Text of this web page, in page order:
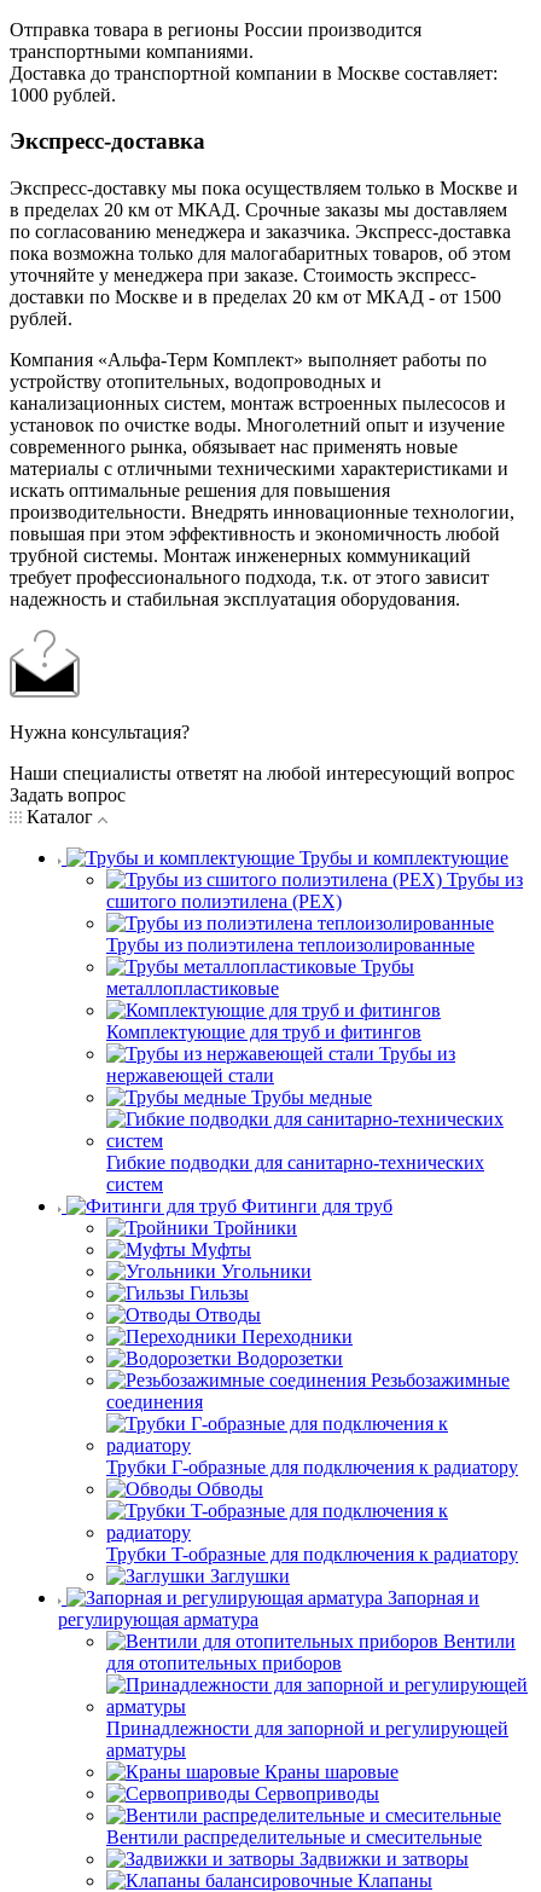
Отправка товара в регионы России производится
транспортными компаниями.
Доставка до транспортной компании в Москве составляет:
1000 рублей.
Экспресс-доставка
Экспресс-доставку мы пока осуществляем только в Москве и
в пределах 20 км от МКАД. Срочные заказы мы доставляем
по согласованию менеджера и заказчика. Экспресс-доставка
пока возможна только для малогабаритных товаров, об этом
уточняйте у менеджера при заказе. Стоимость экспресс-
доставки по Москве и в пределах 20 км от МКАД - от 1500
рублей.
Компания «Альфа-Терм Комплект» выполняет работы по
устройству отопительных, водопроводных и
канализационных систем, монтаж встроенных пылесосов и
установок по очистке воды. Многолетний опыт и изучение
современного рынка, обязывает нас применять новые
материалы с отличными техническими характеристиками и
искать оптимальные решения для повышения
производительности. Внедрять инновационные технологии,
повышая при этом эффективность и экономичность любой
трубной системы. Монтаж инженерных коммуникаций
требует профессионального подхода, т.к. от этого зависит
надежность и стабильная эксплуатация оборудования.
Нужна консультация?
Наши специалисты ответят на любой интересующий вопрос
Задать вопрос
Каталог
Трубы и комплектующие
Трубы из
сшитого полиэтилена (PEX)
Трубы из полиэтилена теплоизолированные
Трубы
металлопластиковые
Комплектующие для труб и фитингов
Трубы из
нержавеющей стали
Трубы медные
Гибкие подводки для санитарно-технических
систем
Фитинги для труб
Тройники
Муфты
Угольники
Гильзы
Отводы
Переходники
Водорозетки
Резьбозажимные
соединения
Трубки Г-образные для подключения к радиатору
Обводы
Трубки T-образные для подключения к радиатору
Заглушки
Запорная и
регулирующая арматура
Вентили
для отопительных приборов
Принадлежности для запорной и регулирующей
арматуры
Краны шаровые
Сервоприводы
Вентили распределительные и смесительные
Задвижки и затворы
Клапаны